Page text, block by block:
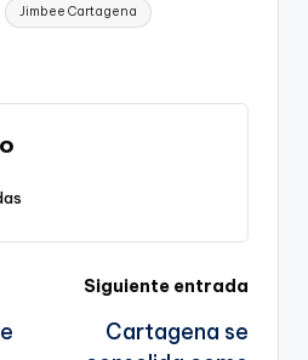
gr
m
ts
p
Tr
te
Jimbee Cartagena
Siguiente entrada
Cartagena se